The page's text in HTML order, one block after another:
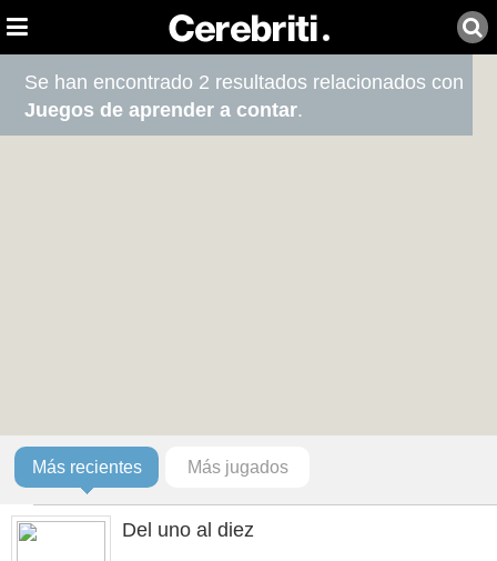
Se han encontrado 2 resultados relacionados con
Juegos de aprender a contar.
Más recientes Más jugados
Del uno al diez